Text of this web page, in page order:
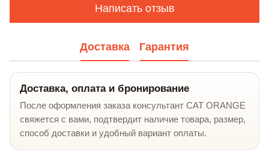
Написать отзыв
Доставка Гарантия
Доставка, оплата и бронирование
После оформления заказа консультант CAT ORANGE
свяжется с вами, подтвердит наличие товара, размер,
способ доставки и удобный вариант оплаты.